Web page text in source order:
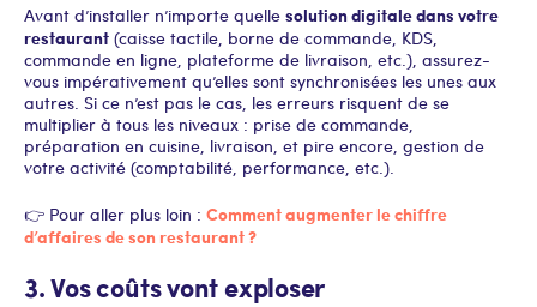
Avant d’installer n’importe quelle solution digitale dans votre
restaurant (caisse tactile, borne de commande, KDS,
commande en ligne, plateforme de livraison, etc.), assurez-
vous impérativement qu’elles sont synchronisées les unes aux
autres. Si ce n’est pas le cas, les erreurs risquent de se
multiplier à tous les niveaux : prise de commande,
préparation en cuisine, livraison, et pire encore, gestion de
votre activité (comptabilité, performance, etc.).
👉 Pour aller plus loin : Comment augmenter le chiffre
d’affaires de son restaurant ?
3. Vos coûts vont exploser